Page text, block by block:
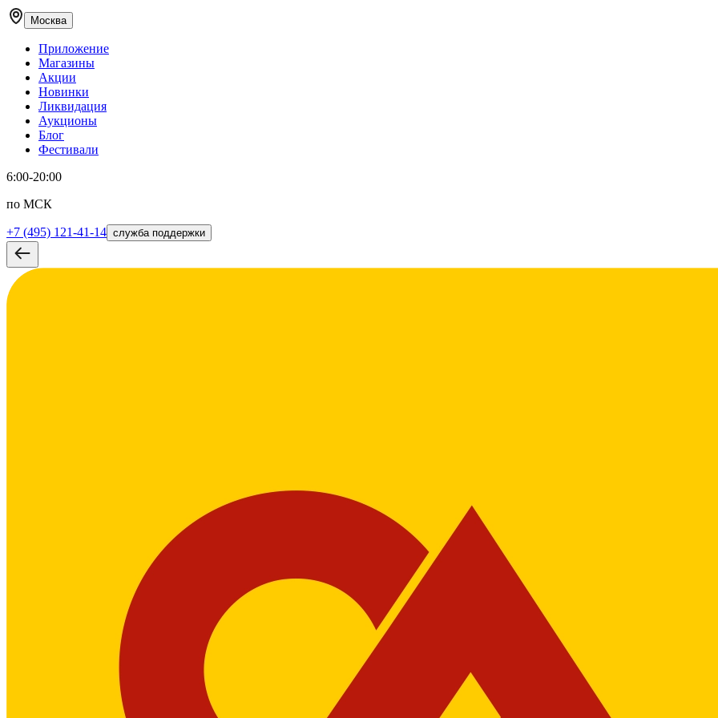
Москва
Приложение
Магазины
Акции
Новинки
Ликвидация
Аукционы
Блог
Фестивали
6:00-20:00
по МСК
+7 (495) 121-41-14 служба поддержки